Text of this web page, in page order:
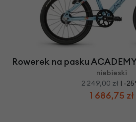
Rowerek na pasku
niebieski
2 249,00 zł | -
1 686,75 zł